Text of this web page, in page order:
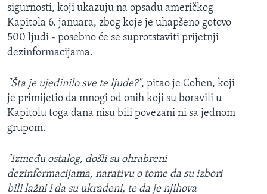
sigurnosti, koji ukazuju na opsadu američkog
Kapitola 6. januara, zbog koje je uhapšeno gotovo
500 ljudi - posebno će se suprotstaviti prijetnji
dezinformacijama.
"Šta je ujedinilo sve te ljude?", pitao je Cohen, koji
je primijetio da mnogi od onih koji su boravili u
Kapitolu toga dana nisu bili povezani ni sa jednom
grupom.
"Između ostalog, došli su ohrabreni
dezinformacijama, narativu o tome da su izbori
bili lažni i da su ukradeni, te da je njihova